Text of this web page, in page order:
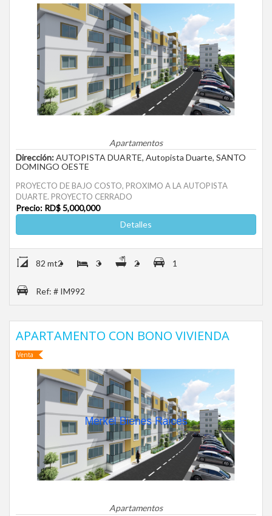
Apartamentos
Dirección:AUTOPISTA DUARTE, Autopista Duarte, SANTO
DOMINGO OESTE
PROYECTO DE BAJO COSTO, PROXIMO A LA AUTOPISTA
DUARTE. PROYECTO CERRADO
Precio: RD$ 5,000,000
Detalles
82 mt2 3 2 1
Ref: # IM992
APARTAMENTO CON BONO VIVIENDA
Venta
Apartamentos